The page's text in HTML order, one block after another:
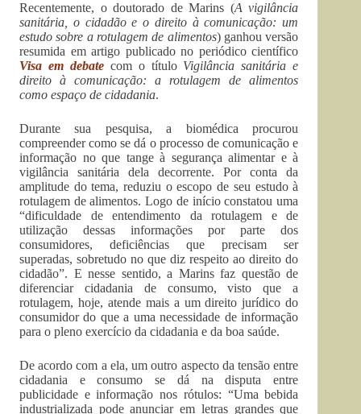
Recentemente, o doutorado de Marins (A vigilância
sanitária, o cidadão e o direito à comunicação: um
estudo sobre a rotulagem de alimentos) ganhou versão
resumida em artigo publicado no periódico científico
Visa em debate com o título Vigilância sanitária e
direito à comunicação: a rotulagem de alimentos
como espaço de cidadania.
Durante sua pesquisa, a biomédica procurou
compreender como se dá o processo de comunicação e
informação no que tange à segurança alimentar e à
vigilância sanitária dela decorrente. Por conta da
amplitude do tema, reduziu o escopo de seu estudo à
rotulagem de alimentos. Logo de início constatou uma
“dificuldade de entendimento da rotulagem e de
utilização dessas informações por parte dos
consumidores, deficiências que precisam ser
superadas, sobretudo no que diz respeito ao direito do
cidadão”. E nesse sentido, a Marins faz questão de
diferenciar cidadania de consumo, visto que a
rotulagem, hoje, atende mais a um direito jurídico do
consumidor do que a uma necessidade de informação
para o pleno exercício da cidadania e da boa saúde.
De acordo com a ela, um outro aspecto da tensão entre
cidadania e consumo se dá na disputa entre
publicidade e informação nos rótulos: “Uma bebida
industrializada pode anunciar em letras grandes que